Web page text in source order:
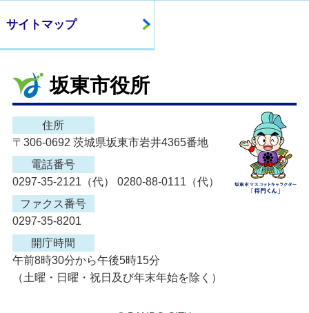
サイトマップ
坂東市役所
住所
〒306-0692 茨城県坂東市岩井4365番地
電話番号
0297-35-2121（代） 0280-88-0111（代）
ファクス番号
0297-35-8201
開庁時間
午前8時30分から午後5時15分
（土曜・日曜・祝日及び年末年始を除く）